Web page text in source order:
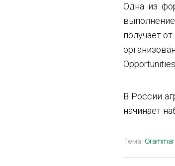
Одна из
получает
В России
начинает
Тема: